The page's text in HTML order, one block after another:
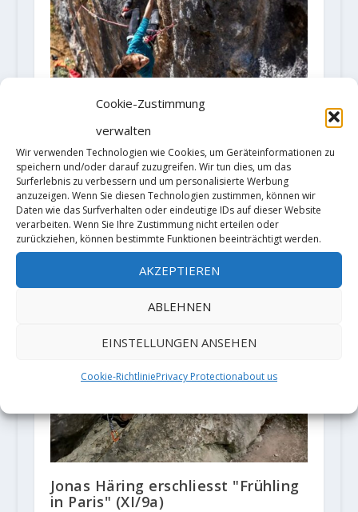
Cookie-Zustimmung
verwalten
Wir verwenden Technologien wie Cookies, um Geräteinformationen zu
speichern und/oder darauf zuzugreifen. Wir tun dies, um das
Surferlebnis zu verbessern und um personalisierte Werbung
anzuzeigen. Wenn Sie diesen Technologien zustimmen, können wir
Daten wie das Surfverhalten oder eindeutige IDs auf dieser Website
verarbeiten. Wenn Sie Ihre Zustimmung nicht erteilen oder
zurückziehen, können bestimmte Funktionen beeinträchtigt werden.
AKZEPTIEREN
ABLEHNEN
EINSTELLUNGEN ANSEHEN
Cookie-RichtliniePrivacy Protectionabout us
(9a+)
20. November 2023
Jonas Häring erschliesst "Frühling
in Paris" (XI/9a)